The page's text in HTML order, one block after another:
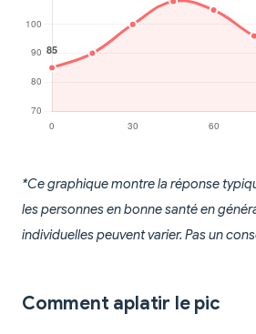
*Ce graphique montre la réponse
les personnes en bonne santé en
individuelles peuvent varier. Pas un
Comment aplatir le pic